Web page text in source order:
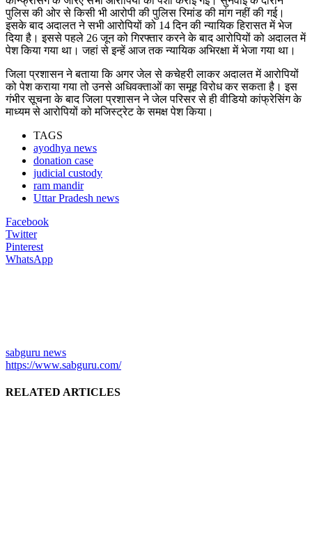
पुलिस की ओर से किसी भी आरोपी की पुलिस रिमांड की मांग नहीं की गई।
इसके बाद अदालत ने सभी आरोपियों को 14 दिन की न्यायिक हिरासत में भेज
दिया है। इससे पहले 26 जून को गिरफ्तार करने के बाद आरोपियों को अदालत में
पेश किया गया था। जहां से इन्हें आज तक न्यायिक अभिरक्षा में भेजा गया था।
जिला प्रशासन ने बताया कि अगर जेल से कचेहरी लाकर अदालत में आरोपियों
को पेश कराया गया तो उनसे अधिवक्ताओं का समूह विरोध कर सकता है। इस
गंभीर सूचना के बाद जिला प्रशासन ने जेल परिसर से ही वीडियो कांफ्रेसिंग के
माध्यम से आरोपियों को मजिस्ट्रेट के समक्ष पेश किया।
TAGS
ayodhya news
donation case
judicial custody
ram mandir
Uttar Pradesh news
Facebook
Twitter
Pinterest
WhatsApp
sabguru news
https://www.sabguru.com/
RELATED ARTICLES